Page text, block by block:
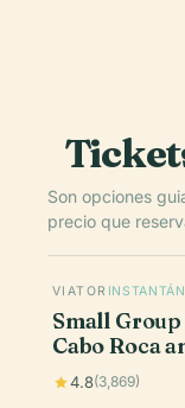
Son opciones
precio que
VIATOR
Small
Cabo Roca
4.8(3,869)